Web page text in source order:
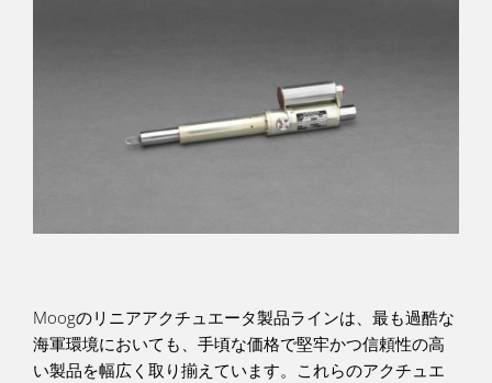
Moogのリニアアクチュエータ製品ラインは、最も過酷な
海軍環境においても、手頃な価格で堅牢かつ信頼性の高
い製品を幅広く取り揃えています。これらのアクチュエ